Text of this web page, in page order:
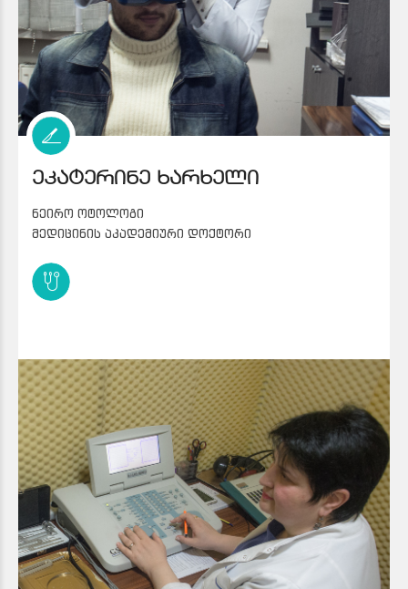
ეკატერინე ხარხელი
ნეირო ოტოლოგი
მედიცინის აკადემიური დოქტორი